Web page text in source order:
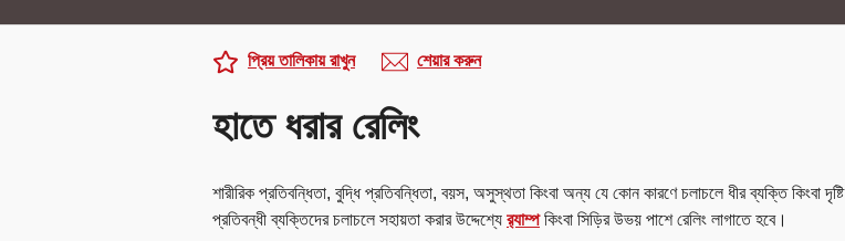
হাতে ধরার রেলিং
প্রিয় তালিকায় রাখুন শেয়ার করুন
শারীরিক প্রতিবন্ধিতা, বুদ্ধি প্রতিবন্ধিতা, বয়স, অসুস্থতা কিংবা অন্য যে কোন কারণে চলাচলে ধীর ব্যক্তি কিংবা দৃষ্টি
প্রতিবন্ধী ব্যক্তিদের চলাচলে সহায়তা করার উদ্দেশ্যে র‍্যাম্পকিংবা সিড়ির উভয় পাশে রেলিং লাগাতে হবে।